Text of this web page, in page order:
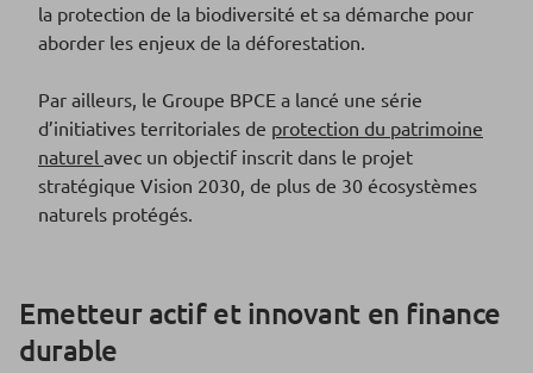
la protection de la biodiversité et sa démarche pour
aborder les enjeux de la déforestation.
Par ailleurs, le Groupe BPCE a lancé une série
d’initiatives territoriales de protection du patrimoine
naturel avec un objectif inscrit dans le projet
stratégique Vision 2030, de plus de 30 écosystèmes
naturels protégés.
Emetteur actif et innovant en finance
durable